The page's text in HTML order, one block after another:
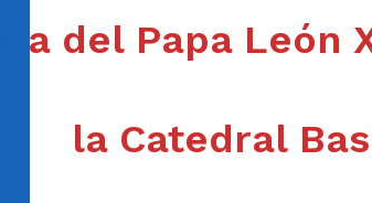
del Papa León
la Catedral